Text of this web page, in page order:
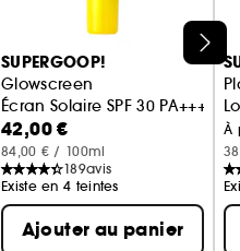
SUPERGOOP!
Glowscreen
Écran Solaire SPF 30 PA+++
42,00 €
84,00 € / 100ml
189avis
Existe en 4 teintes
Ajouter au panier
À